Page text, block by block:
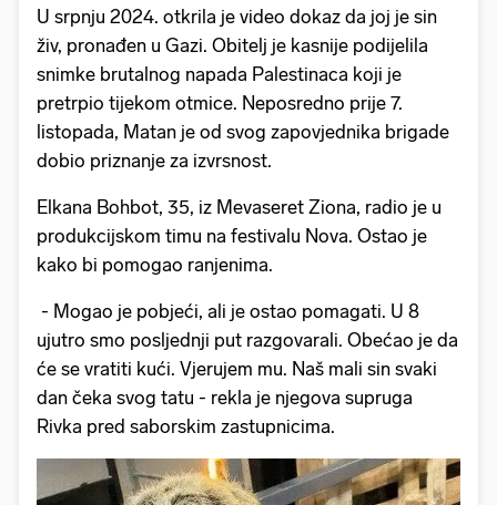
U srpnju 2024. otkrila je video dokaz da joj je sin
živ, pronađen u Gazi. Obitelj je kasnije podijelila
snimke brutalnog napada Palestinaca koji je
pretrpio tijekom otmice. Neposredno prije 7.
listopada, Matan je od svog zapovjednika brigade
dobio priznanje za izvrsnost.
Elkana Bohbot, 35, iz Mevaseret Ziona, radio je u
produkcijskom timu na festivalu Nova. Ostao je
kako bi pomogao ranjenima.
- Mogao je pobjeći, ali je ostao pomagati. U 8
ujutro smo posljednji put razgovarali. Obećao je da
će se vratiti kući. Vjerujem mu. Naš mali sin svaki
dan čeka svog tatu - rekla je njegova supruga
Rivka pred saborskim zastupnicima.